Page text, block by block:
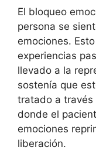
El bloqueo
persona se
emociones.
experiencias
llevado a la
sostenía que
tratado a través
donde el
emociones
liberación.